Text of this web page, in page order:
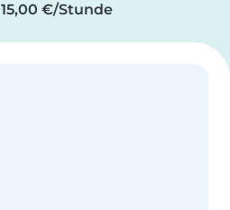
15,00 €/Stunde